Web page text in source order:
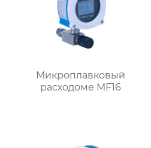
Микроплавковый
расходоме MF16